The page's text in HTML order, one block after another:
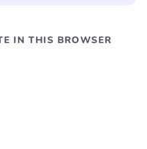
IN THIS BROWSER